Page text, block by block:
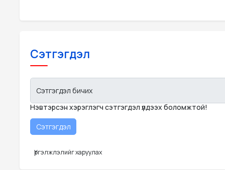
Сэтгэгдэл
Сэтгэгдэл бичих
Нэвтэрсэн хэрэглэгч сэтгэгдэл үлдээх боломжтой!
Үргэлжлэлийг харуулах